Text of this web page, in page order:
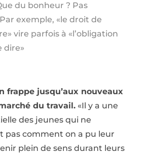
du bonheur ? Pas
exemple, «le droit de
vire parfois à «l’obligation
dire»
frappe jusqu’aux nouveaux
du travail.«Il y a une
des jeunes qui ne
pas comment on a pu leur
plein de sens durant leurs